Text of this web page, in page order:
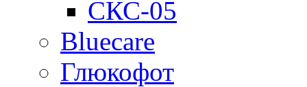
СКС-05
Bluecare
Глюкофот